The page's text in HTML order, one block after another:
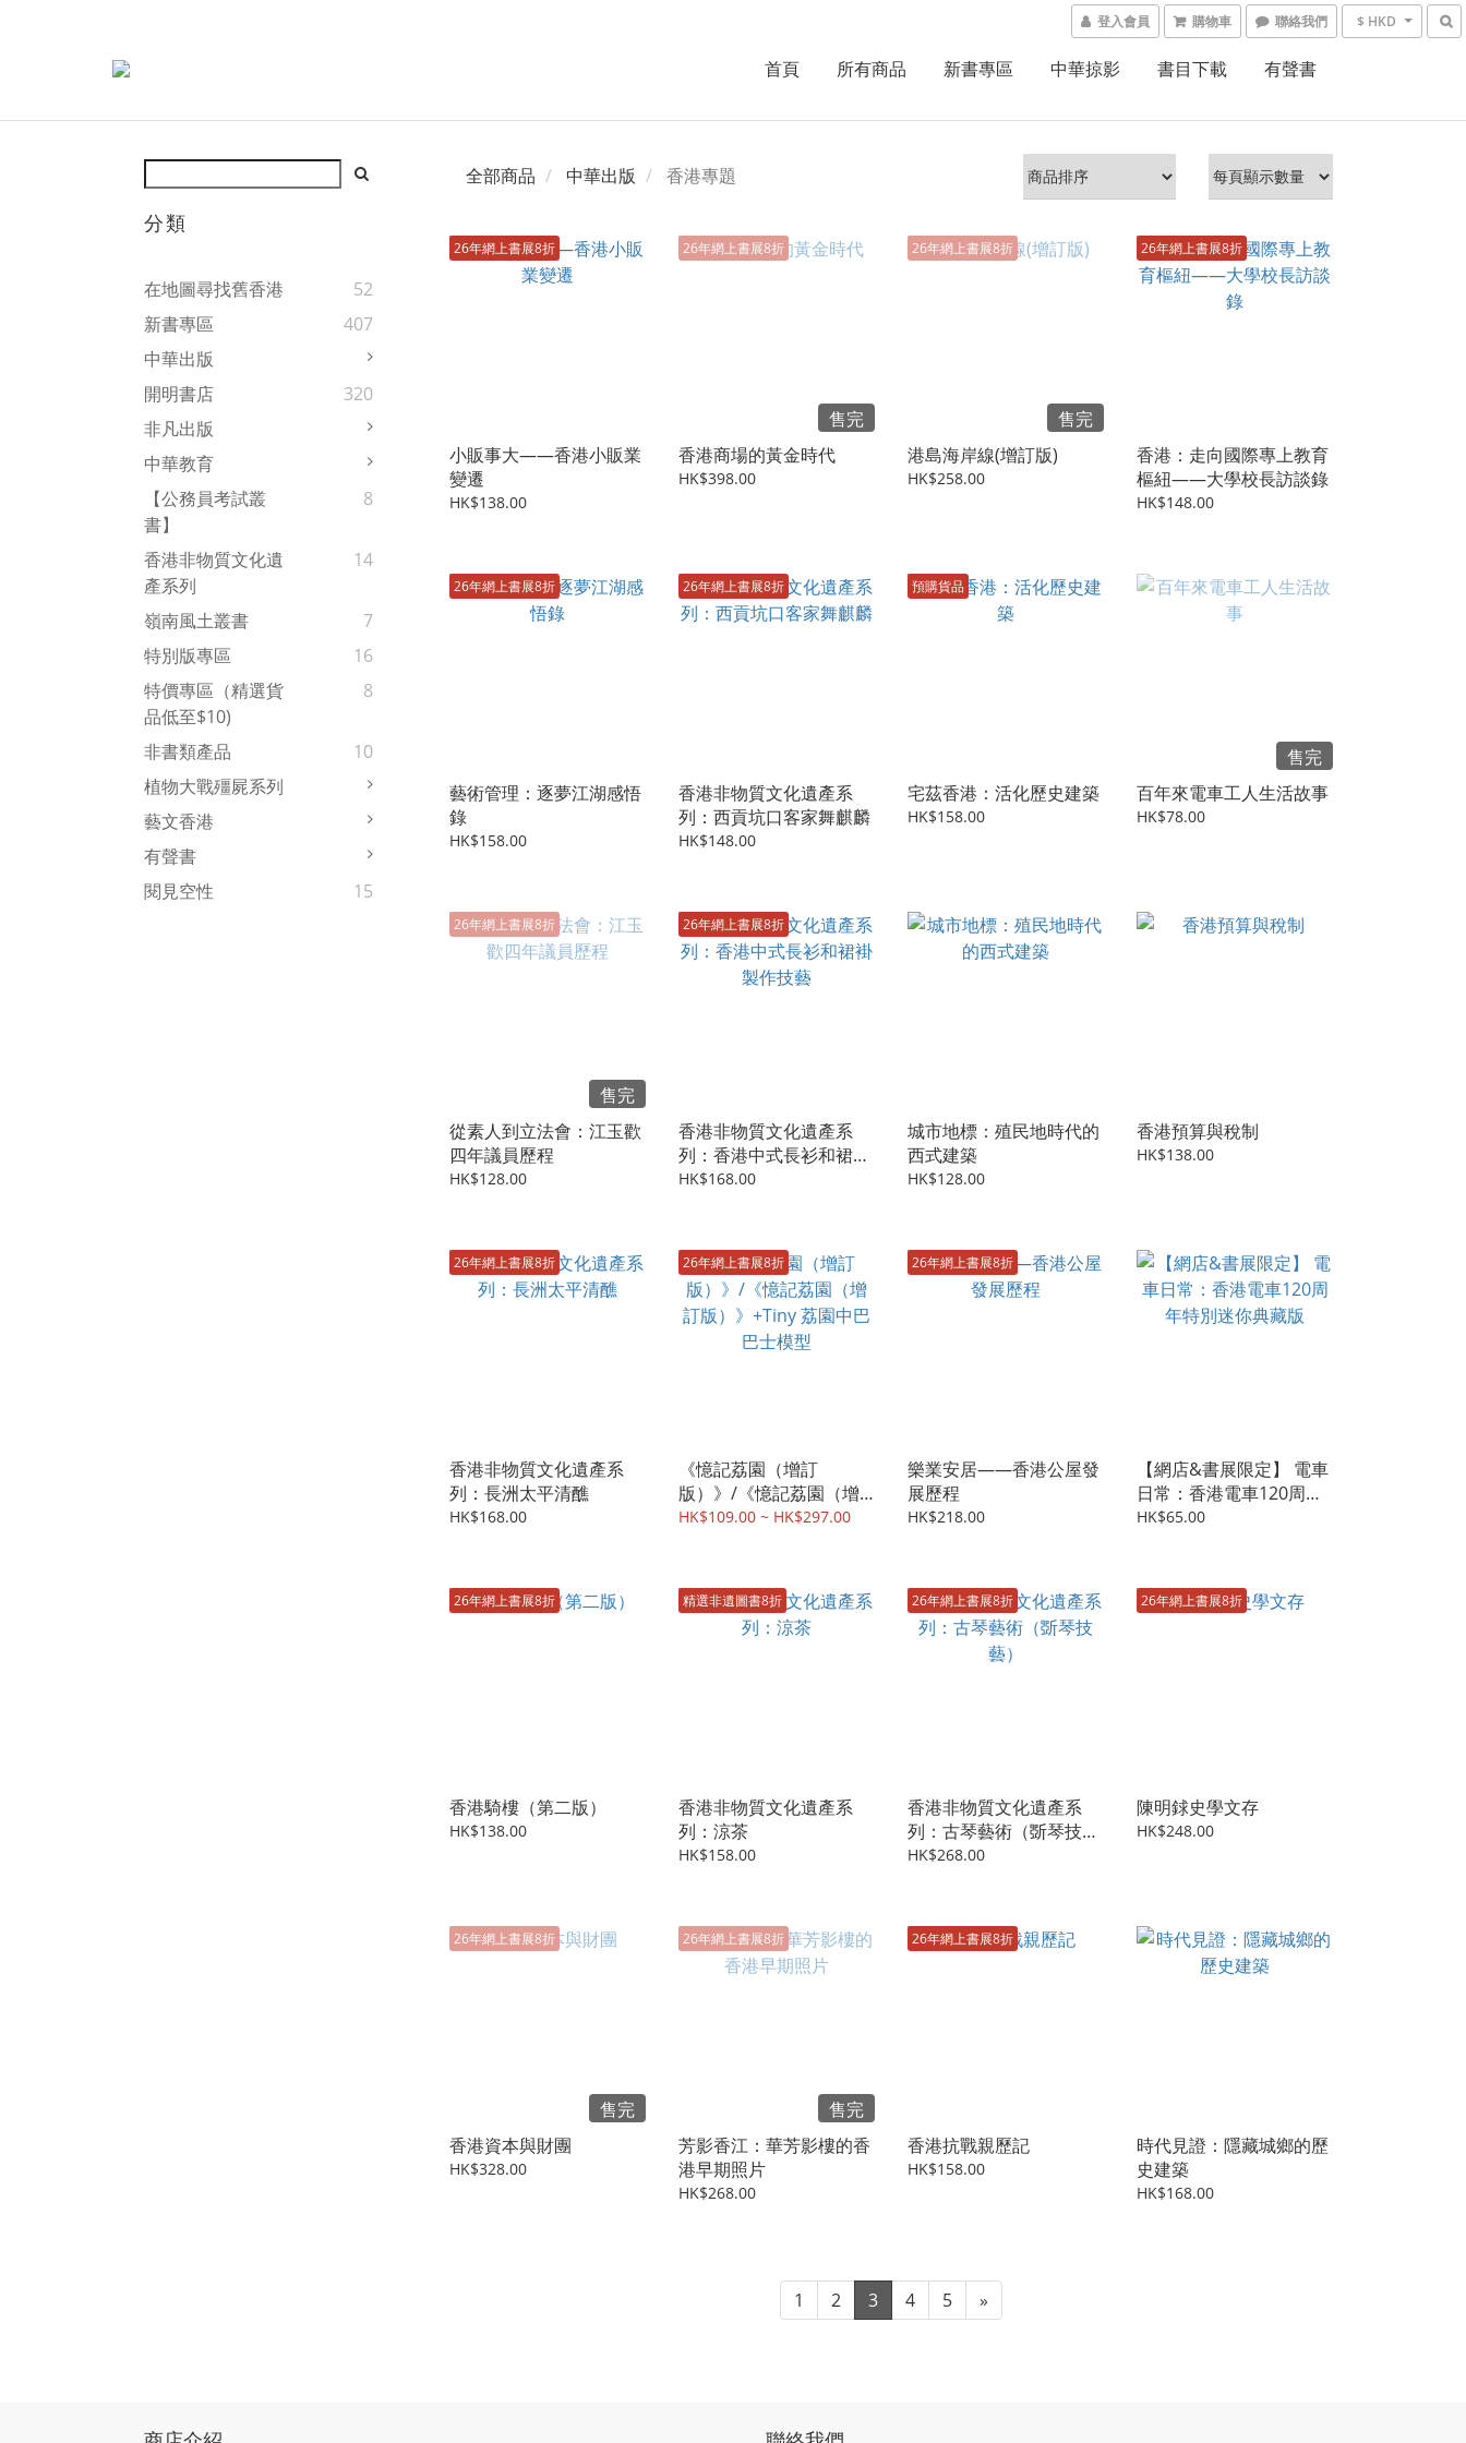
登入會員 購物車 聯絡我們 $ HKD
首頁 所有商品 新書專區 中華掠影 書目下載 有聲書
分類
在地圖尋找舊香港
52
新書專區
407
中華出版
開明書店
320
非凡出版
中華教育
【公務員考試叢
書】
8
香港非物質文化遺
產系列
14
嶺南風土叢書
7
特別版專區
16
特價專區（精選貨
品低至$10)
8
非書類產品
10
植物大戰殭屍系列
藝文香港
有聲書
閱見空性
15
全部商品 中華出版 香港專題
26年網上書展8折
小販事大——香港小販業
變遷
HK$138.00
26年網上書展8折
售完
香港商場的黃金時代
HK$398.00
26年網上書展8折
售完
港島海岸線(增訂版)
HK$258.00
26年網上書展8折
香港：走向國際專上教育
樞紐——大學校長訪談錄
HK$148.00
26年網上書展8折
藝術管理：逐夢江湖感悟
錄
HK$158.00
26年網上書展8折
香港非物質文化遺產系
列：西貢坑口客家舞麒麟
HK$148.00
預購貨品
宅茲香港：活化歷史建築
HK$158.00
售完
百年來電車工人生活故事
HK$78.00
26年網上書展8折
售完
從素人到立法會：江玉歡
四年議員歷程
HK$128.00
26年網上書展8折
香港非物質文化遺產系
列：香港中式長衫和裙褂
製作技藝
HK$168.00
城市地標：殖民地時代的
西式建築
HK$128.00
香港預算與稅制
HK$138.00
26年網上書展8折
香港非物質文化遺產系
列：長洲太平清醮
HK$168.00
26年網上書展8折
《憶記荔園（增訂
版）》/《憶記荔園（增
訂版）》+Tiny 荔園中巴
HK$109.00 ~ HK$297.00
26年網上書展8折
樂業安居——香港公屋發
展歷程
HK$218.00
【網店&書展限定】 電車
日常：香港電車120周年
特別迷你典藏版
HK$65.00
26年網上書展8折
香港騎樓（第二版）
HK$138.00
精選非遺圖書8折
香港非物質文化遺產系
列：涼茶
HK$158.00
26年網上書展8折
香港非物質文化遺產系
列：古琴藝術（斲琴技
藝）
HK$268.00
26年網上書展8折
陳明銶史學文存
HK$248.00
26年網上書展8折
售完
香港資本與財團
HK$328.00
26年網上書展8折
售完
芳影香江：華芳影樓的香
港早期照片
HK$268.00
26年網上書展8折
香港抗戰親歷記
HK$158.00
時代見證：隱藏城鄉的歷
史建築
HK$168.00
1 2 3 4 5 »